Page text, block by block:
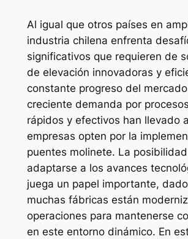
Al igual que otros países en
industria chilena enfrenta
significativos que requieren de
de elevación innovadoras y
constante progreso del
creciente demanda por
rápidos y efectivos han llevado
empresas opten por la
puentes molinete. La
adaptarse a los avances
juega un papel importante,
muchas fábricas están
operaciones para mantenerse
en este entorno dinámico. En